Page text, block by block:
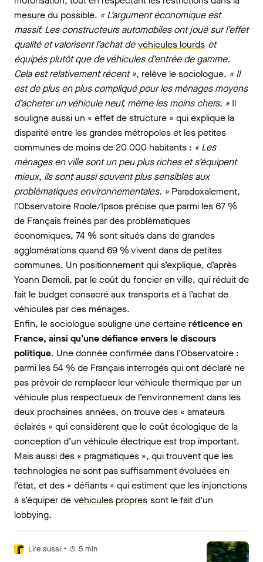
mesure du possible. « L’argument économique est
massif. Les constructeurs automobiles ont joué sur l’effet
qualité et valorisent l’achat devéhicules lourds et
équipés plutôt que de véhicules d’entrée de gamme.
Cela est relativement récent », relève le sociologue. « Il
est de plus en plus compliqué pour les ménages moyens
d’acheter un véhicule neuf, même les moins chers. » Il
souligne aussi un « effet de structure » qui explique la
disparité entre les grandes métropoles et les petites
communes de moins de 20 000 habitants : « Les
ménages en ville sont un peu plus riches et s’équipent
mieux, ils sont aussi souvent plus sensibles aux
problématiques environnementales. » Paradoxalement,
l’Observatoire Roole/Ipsos précise que parmi les 67 %
de Français freinés par des problématiques
économiques, 74 % sont situés dans de grandes
agglomérations quand 69 % vivent dans de petites
communes. Un positionnement qui s’explique, d’après
Yoann Demoli, par le coût du foncier en ville, qui réduit de
fait le budget consacré aux transports et à l’achat de
véhicules par ces ménages.
Enfin, le sociologue souligne une certaineréticence en
France, ainsi qu’une défiance envers le discours
politique. Une donnée confirmée dans l’Observatoire :
parmi les 54 % de Français interrogés qui ont déclaré ne
pas prévoir de remplacer leur véhicule thermique par un
véhicule plus respectueux de l’environnement dans les
deux prochaines années, on trouve des « amateurs
éclairés » qui considèrent que le coût écologique de la
conception d’un véhicule électrique est trop important.
Mais aussi des « pragmatiques », qui trouvent que les
technologies ne sont pas suffisamment évoluées en
l’état, et des « défiants » qui estiment que les injonctions
à s’équiper de véhicules propres sont le fait d’un
lobbying.
Lire aussi • 5 min